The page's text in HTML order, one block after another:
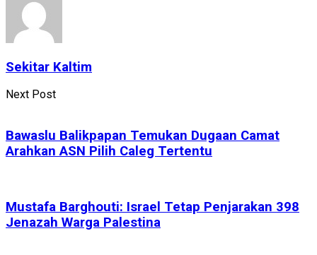
Sekitar Kaltim
Next Post
Bawaslu Balikpapan Temukan Dugaan Camat
Arahkan ASN Pilih Caleg Tertentu
Mustafa Barghouti: Israel Tetap Penjarakan 398
Jenazah Warga Palestina